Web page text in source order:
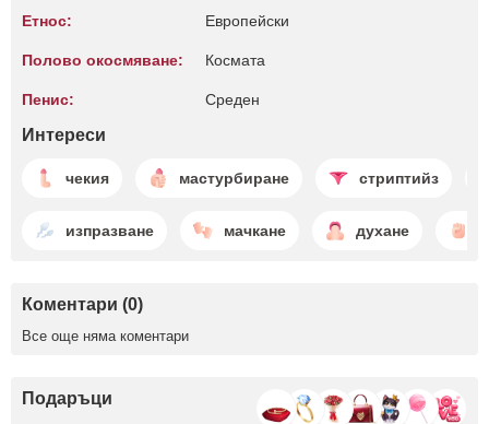
Етнос: Европейски
Полово окосмяване: Космата
Пенис: Среден
Интереси
чекия мастурбиране стриптийз
изпразване мачкане духане
Коментари (0)
Все още няма коментари
Подаръци